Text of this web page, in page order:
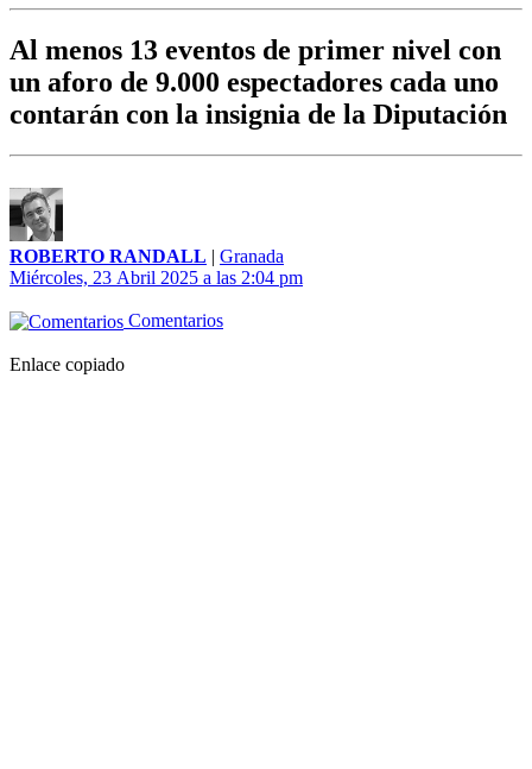
Al menos 13 eventos de primer nivel con
un aforo de 9.000 espectadores cada uno
contarán con la insignia de la Diputación
ROBERTO RANDALL | Granada
Miércoles, 23 Abril 2025 a las 2:04 pm
Comentarios
Enlace copiado